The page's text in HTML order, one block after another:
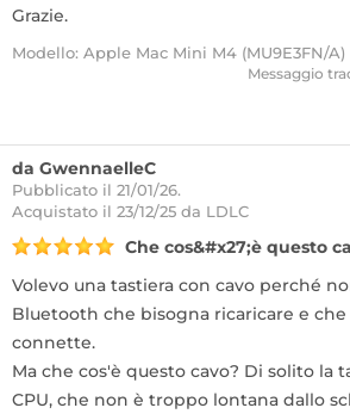
Grazie.
Modello: Apple Mac Mini M4 (MU9E3FN/A)
Messaggio
da GwennaelleC
Pubblicato il 21/01/26.
Acquistato il 23/12/25 da LDLC
Che cos&#x27;è questo
Volevo una tastiera con cavo perché
Bluetooth che bisogna ricaricare e
connette.
Ma che cos'è questo cavo? Di solito la
CPU, che non è troppo lontana dallo